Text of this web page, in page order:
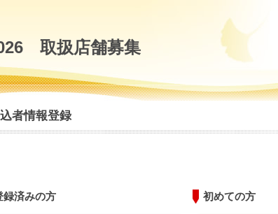
取扱店舗募集
者情報登録
録済みの方 初めての方